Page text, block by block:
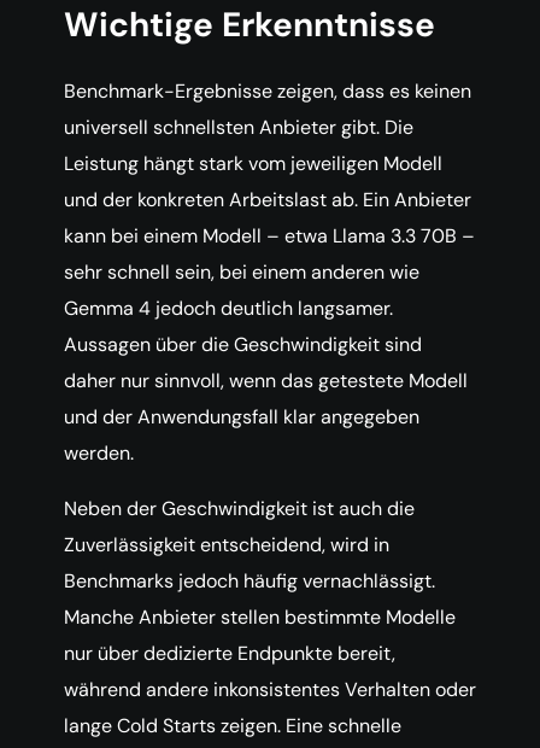
Wichtige Erkenntnisse
Benchmark-Ergebnisse zeigen, dass es keinen
universell schnellsten Anbieter gibt. Die
Leistung hängt stark vom jeweiligen Modell
und der konkreten Arbeitslast ab. Ein Anbieter
kann bei einem Modell – etwa Llama 3.3 70B –
sehr schnell sein, bei einem anderen wie
Gemma 4 jedoch deutlich langsamer.
Aussagen über die Geschwindigkeit sind
daher nur sinnvoll, wenn das getestete Modell
und der Anwendungsfall klar angegeben
werden.
Neben der Geschwindigkeit ist auch die
Zuverlässigkeit entscheidend, wird in
Benchmarks jedoch häufig vernachlässigt.
Manche Anbieter stellen bestimmte Modelle
nur über dedizierte Endpunkte bereit,
während andere inkonsistentes Verhalten oder
lange Cold Starts zeigen. Eine schnelle